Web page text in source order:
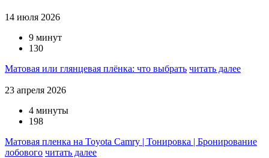
14 июля 2026
9 минут
130
Матовая или глянцевая плёнка: что выбрать читать далее
23 апреля 2026
4 минуты
198
Матовая пленка на Toyota Camry | Тонировка | Бронирование
лобового читать далее